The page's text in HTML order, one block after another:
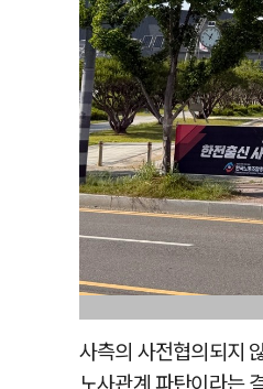
사측의 사전협의되지
노사관계 파탄이라는